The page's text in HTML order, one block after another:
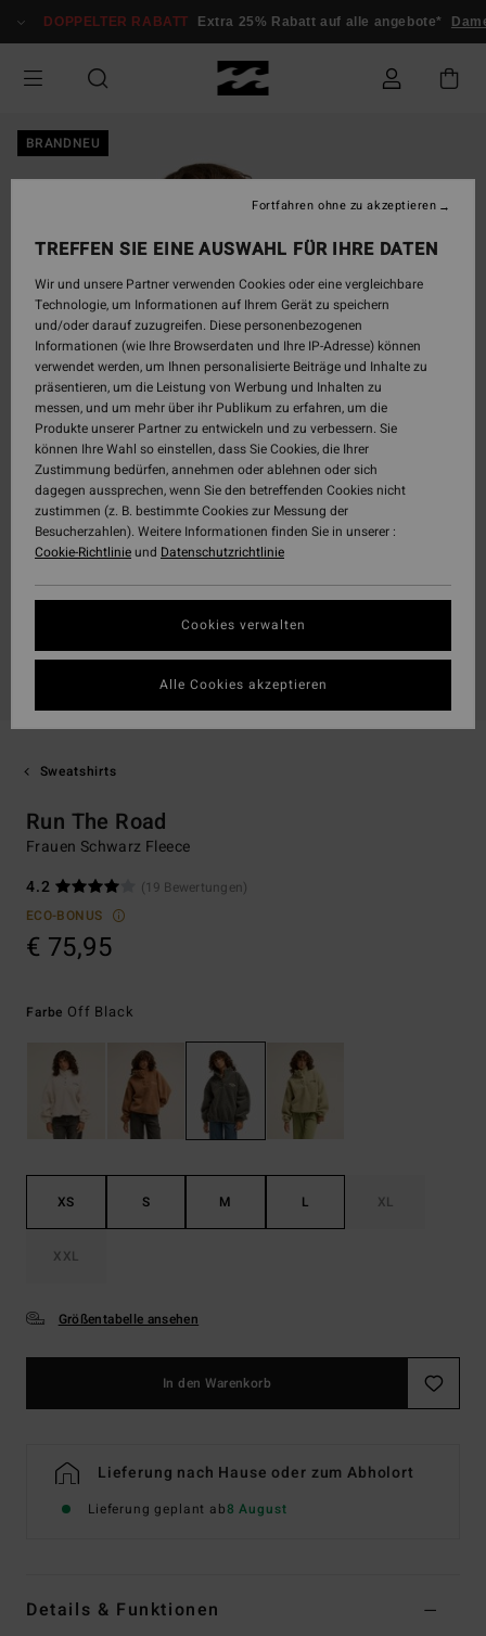
zur
springen
DOPPELTER RABATT Extra 25% Rabatt auf alle angebote*
BRANDNEU
Sweatshirts
Run The Road
Frauen Schwarz Fleece
4.2
(19 Bewertungen)
ECO-BONUS
€ 75,95
Farbe Off Black
XS S M L XL
XXL
Größentabelle ansehen
In den Warenkorb
Lieferung nach Hause oder zum Abholort
Lieferung geplant ab8 August
Details & Funktionen
TREFFEN SIE EINE AUSWAHL FÜR IHRE DATEN
Wir und unsere Partner verwenden Cookies oder eine vergleichbare
Technologie, um Informationen auf Ihrem Gerät zu speichern
und/oder darauf zuzugreifen. Diese personenbezogenen
Informationen (wie Ihre Browserdaten und Ihre IP-Adresse) können
verwendet werden, um Ihnen personalisierte Beiträge und Inhalte zu
präsentieren, um die Leistung von Werbung und Inhalten zu
messen, und um mehr über ihr Publikum zu erfahren, um die
Produkte unserer Partner zu entwickeln und zu verbessern. Sie
können Ihre Wahl so einstellen, dass Sie Cookies, die Ihrer
Zustimmung bedürfen, annehmen oder ablehnen oder sich
dagegen aussprechen, wenn Sie den betreffenden Cookies nicht
zustimmen (z. B. bestimmte Cookies zur Messung der
Besucherzahlen). Weitere Informationen finden Sie in unserer :
Cookie-Richtlinieund Datenschutzrichtlinie
Cookies verwalten
Fortfahren ohne zu akzeptieren
Alle Cookies akzeptieren